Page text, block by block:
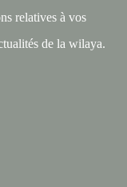
relatives à vos
de la wilaya.